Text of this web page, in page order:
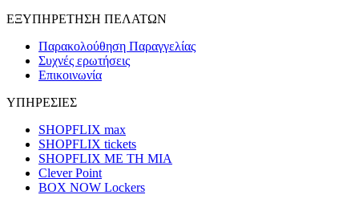
ΕΞΥΠΗΡΕΤΗΣΗ ΠΕΛΑΤΩΝ
Παρακολούθηση Παραγγελίας
Συχνές ερωτήσεις
Επικοινωνία
ΥΠΗΡΕΣΙΕΣ
SHOPFLIX max
SHOPFLIX tickets
SHOPFLIX ΜΕ ΤΗ ΜΙΑ
Clever Point
BOX NOW Lockers